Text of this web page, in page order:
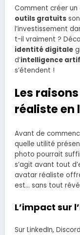
Comment créer un
outils gratuits
l’investissement
t-il vraiment ?
identité digitale
d’intelligence
s’étendent !
Les
réaliste en
Avant de
quelle utilité
photo pourrait
s’agit avant tout
avatar réaliste
est… sans tout
L’impact sur
Sur LinkedIn,